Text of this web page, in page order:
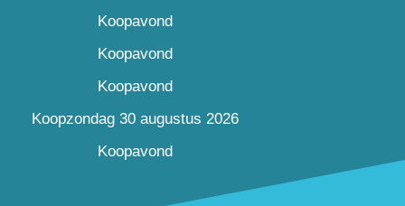
Koopavond
Koopavond
Koopavond
Koopzondag 30 augustus 2026
Koopavond